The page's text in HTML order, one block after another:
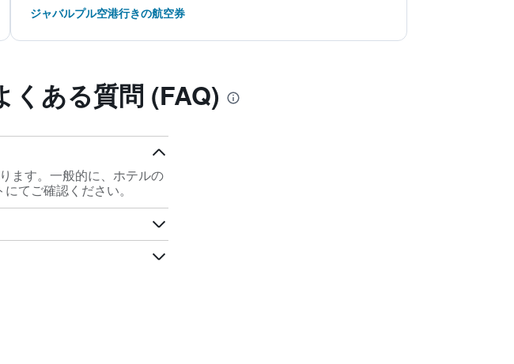
ジャバルプル空港行きの航空券
くある質問 (FAQ)
ます。一般的に、ホテルの
てご確認ください。